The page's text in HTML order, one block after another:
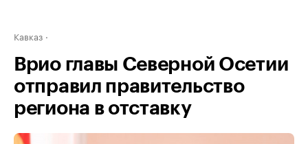
Кавказ
Врио главы Северной Осетии
отправил правительство
региона в отставку